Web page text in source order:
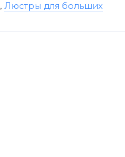
, Люстры для больших